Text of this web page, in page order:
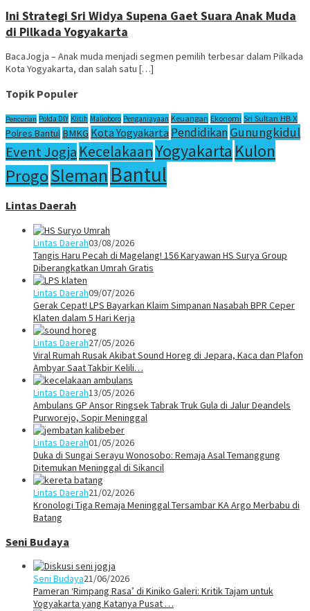
Ini Strategi Sri Widya Supena Gaet Suara Anak Muda
di Pilkada Yogyakarta
BacaJogja – Anak muda menjadi segmen pemilih terbesar dalam Pilkada
Kota Yogyakarta, dan salah satu […]
Topik Populer
Pencurian Polda DIY Klitih Malioboro Penganiayaan Keuangan Ekonomi Sri Sultan HB X
Polres Bantul BMKG Kota Yogyakarta PendidikanGunungkidul
Event Jogja KecelakaanYogyakarta Kulon
ProgoSleman Bantul
Lintas Daerah
Lintas Daerah03/08/2026
Tangis Haru Pecah di Magelang! 156 Karyawan HS Surya Group
Diberangkatkan Umrah Gratis
Lintas Daerah09/07/2026
Gerak Cepat! LPS Bayarkan Klaim Simpanan Nasabah BPR Ceper
Klaten dalam 5 Hari Kerja
Lintas Daerah27/05/2026
Viral Rumah Rusak Akibat Sound Horeg di Jepara, Kaca dan Plafon
Ambyar Saat Takbir Kelili…
Lintas Daerah13/05/2026
Ambulans GP Ansor Ringsek Tabrak Truk Gula di Jalur Deandels
Purworejo, Sopir Meninggal
Lintas Daerah01/05/2026
Duka di Sungai Serayu Wonosobo: Remaja Asal Temanggung
Ditemukan Meninggal di Sikancil
Lintas Daerah21/02/2026
Kronologi Tiga Remaja Meninggal Tersambar KA Argo Merbabu di
Batang
Seni Budaya
Seni Budaya21/06/2026
Pameran ‘Rimpang Rasa’ di Kiniko Galeri: Kritik Tajam untuk
Yogyakarta yang Katanya Pusat …